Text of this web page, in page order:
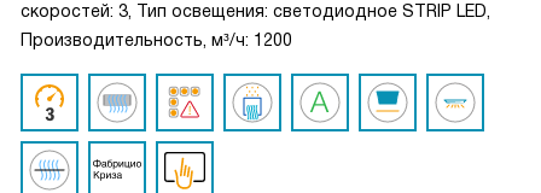
скоростей: 3, Тип освещения: светодиодное STRIP LED,
Производительность, м³/ч: 1200